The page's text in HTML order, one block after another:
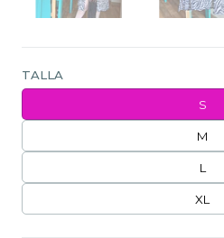
TALLA
S
M
L
XL